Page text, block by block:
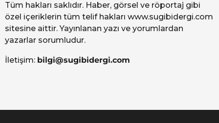
Tüm hakları saklıdır. Haber, görsel ve röportaj gibi
özel içeriklerin tüm telif hakları www.sugibidergi.com
sitesine aittir. Yayınlanan yazı ve yorumlardan
yazarlar sorumludur.
İletişim: bilgi@sugibidergi.com